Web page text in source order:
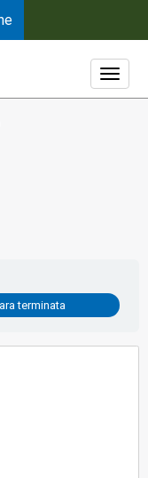
terminata